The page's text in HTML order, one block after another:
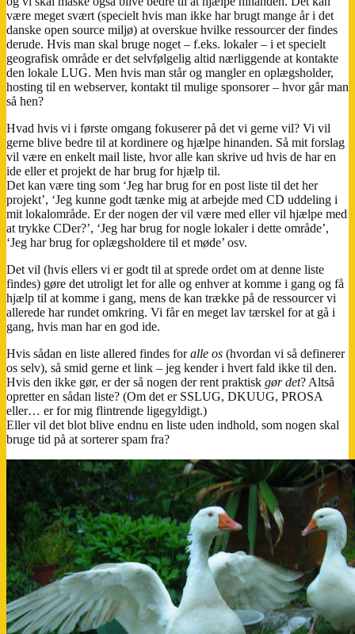
være meget svært (specielt hvis man ikke har brugt mange år i det
danske open source miljø) at overskue hvilke ressourcer der findes
derude. Hvis man skal bruge noget – f.eks. lokaler – i et specielt
geografisk område er det selvfølgelig altid nærliggende at kontakte
den lokale LUG. Men hvis man står og mangler en oplægsholder,
hosting til en webserver, kontakt til mulige sponsorer – hvor går man
så hen?
Hvad hvis vi i første omgang fokuserer på det vi gerne vil? Vi vil
gerne blive bedre til at kordinere og hjælpe hinanden. Så mit forslag
vil være en enkelt mail liste, hvor alle kan skrive ud hvis de har en
ide eller et projekt de har brug for hjælp til.
Det kan være ting som ‘Jeg har brug for en post liste til det her
projekt’, ‘Jeg kunne godt tænke mig at arbejde med CD uddeling i
mit lokalområde. Er der nogen der vil være med eller vil hjælpe med
at trykke CDer?’, ‘Jeg har brug for nogle lokaler i dette område’,
‘Jeg har brug for oplægsholdere til et møde’ osv.
Det vil (hvis ellers vi er godt til at sprede ordet om at denne liste
findes) gøre det utroligt let for alle og enhver at komme i gang og få
hjælp til at komme i gang, mens de kan trække på de ressourcer vi
allerede har rundet omkring. Vi får en meget lav tærskel for at gå i
gang, hvis man har en god ide.
Hvis sådan en liste allered findes foralle os (hvordan vi så definerer
os selv), så smid gerne et link – jeg kender i hvert fald ikke til den.
Hvis den ikke gør, er der så nogen der rent praktisk gør det? Altså
opretter en sådan liste? (Om det er SSLUG, DKUUG, PROSA
eller… er for mig flintrende ligegyldigt.)
Eller vil det blot blive endnu en liste uden indhold, som nogen skal
bruge tid på at sorterer spam fra?